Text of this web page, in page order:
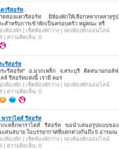
วรีสอร์ท
ดสองแควรีสอร์ท มีห้องพักให้เลือกหลากหลายรูป
ะสำหรับการเข้าพักเป็นครอบครัว หมู่คณะ หรื
งห้องพัก | เช็คห้องพักว่าง | จองห้องพักออนไลน์
| ความคิดเห็น: 0
ะรีสอร์ท
ะรีสอร์ท" อ.มวกเหล็ก จ.สระบุรี ติดสนามกอล์ฟ
ล์ รีสอร์ทแห่งนี้ เรามี คอร
งห้องพัก | เช็คห้องพักว่าง | จองห้องพักออนไลน์
| ความคิดเห็น: 0
พาราไดส์ รีสอร์ท
วกเหล็กพาราไดส์ รีสอร์ท ขอนำเสนอรูปแบบของ
สนสบาย ในบรรยากาศที่แตกต่างกันถึง 5 อารมณ
งห้องพัก | เช็คห้องพักว่าง | จองห้องพักออนไลน์
| ความคิดเห็น: 0